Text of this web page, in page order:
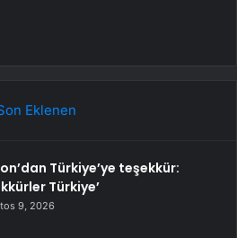
Eklenen
Türkiye’ye teşekkür:
Türkiye’
9, 2026